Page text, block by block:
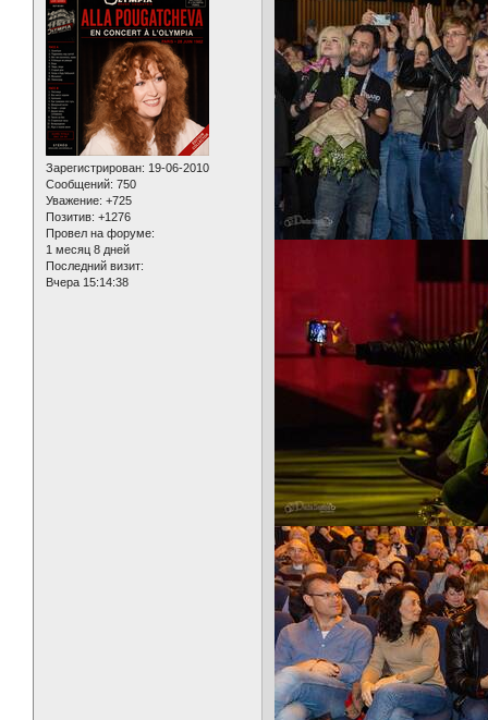
Зарегистрирован: 19-06-2010
Сообщений: 750
Уважение: +725
Позитив: +1276
Провел на форуме:
1 месяц 8 дней
Последний визит:
Вчера 15:14:38